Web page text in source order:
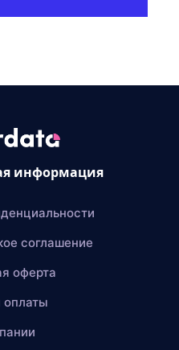
информация
соглашение
оферта
оплаты